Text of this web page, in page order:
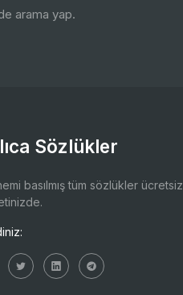
arama yap.
Sözlükler
basılmış tüm sözlükler ücretsiz